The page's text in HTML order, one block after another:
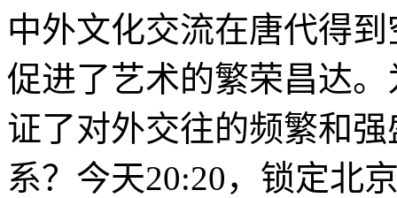
中外文化交流在唐代得
促进了艺术的繁荣昌达
证了对外交往的频繁和
系？今天20:20，锁定北